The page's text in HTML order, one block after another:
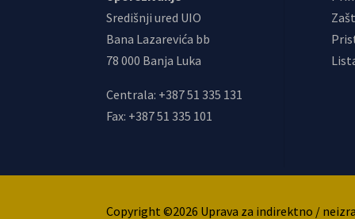
Središnji ured UIO
Bana Lazarevića bb
78 000 Banja Luka
Centrala: +387 51 335 131
Fax: +387 51 335 101
Copyright ©2026 Uprava za indirektno /